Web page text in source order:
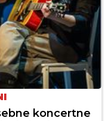
koncertne